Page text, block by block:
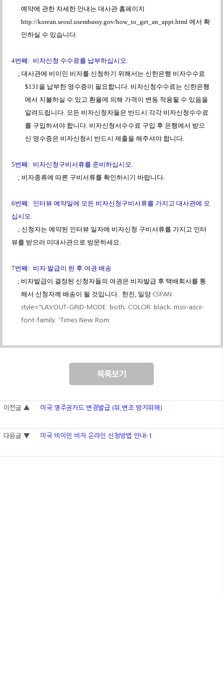
예약에 관한 자세한 안내는 대사관 홈페이지
http://korean.seoul.usembassy.gov/how_to_get_an_appt.html 에서 확
인하실 수 있습니다.
4번째 : 비자신청 수수료를 납부하십시오.
;대사관에 비이민 비자를 신청하기 위해서는 신한은행 비자수수료
$131을 납부한 영수증이 필요합니다. 비자신청수수료는 신한은행
에서 지불하실 수 있고 환율에 의해 가격이 변동 적용될 수 있음을
알려드립니다. 모든 비자신청자들은 반드시 각각 비자신청수수료
를 구입하셔야 합니다. 비자신청서수수료 구입 후 은행에서 받으
신 영수증은 비자신청시 반드시 제출을 해주셔야 합니다.
5번째 : 비자신청구비서류를 준비하십시오.
; 비자종류에 따른 구비서류를 확인하시기 바랍니다.
6번째 : 인터뷰 예약일에 모든 비자신청구비서류를 가지고 대사관에 오
십시오.
;신청자는 예약된 인터뷰 일자에 비자신청 구비서류를 가지고 인터
뷰를 받으러 미대사관으로 방문하세요.
7번째 : 비자 발급이 된 후 여권 배송
; 비자발급이 결정된 신청자들의 여권은 비자발급 후 택배회사를 통
해서 신청자께 배송이 될 것입니다. 한진, 일양 <SPAN
style="LAYOUT-GRID-MODE: both; COLOR: black; mso-ascii-
font-family: 'Times New Rom
이전글 ▲ 미국 영주권카드 변경발급 (위,변조 방지위해)
다음글 ▼ 미국 비이민 비자 온라인 신청방법 안내-1